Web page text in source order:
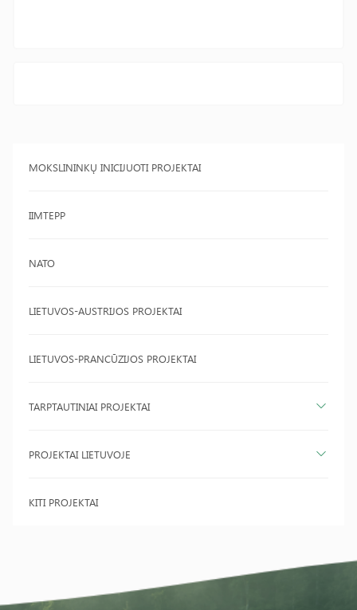
MOKSLININKŲ INICIJUOTI PROJEKTAI
IIMTEPP
NATO
LIETUVOS-AUSTRIJOS PROJEKTAI
LIETUVOS-PRANCŪZIJOS PROJEKTAI
TARPTAUTINIAI PROJEKTAI
PROJEKTAI LIETUVOJE
KITI PROJEKTAI